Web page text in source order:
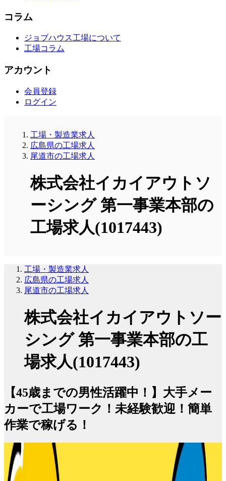
コラム
ジョブハウス工場について
工場コラム
アカウント
会員登録
ログイン
工場・製造業求人
広島県の工場求人
尾道市の工場求人
株式会社イカイアウトソ
ーシング 第一事業本部の
工場求人(1017443)
工場・製造業求人
広島県の工場求人
尾道市の工場求人
株式会社イカイアウトソー
シング 第一事業本部の工
場求人(1017443)
【45歳までの男性活躍中！】大手メー
カーで工場ワーク！未経験歓迎！簡単
作業で稼げる！